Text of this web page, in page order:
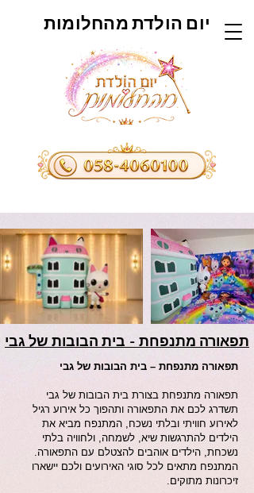
יום הולדת מהחלומות
תפאורה מתנפחת - בית הבובות של גבי
תפאורה מתנפחת – בית הבובות של גבי
תפאורה מתנפחת בצורת בית הבובות של גבי
תשדרג לכם את התפאורה ותהפוך כל אירוע רגיל
לאירוע חוויתי ובלתי נשכח, המתנפח מביא את
הילדים להתרגשות שיא, לשמחה, ולחוויה בלתי
נשכחת, הילדים אוהבים להצטלם עם התפאורה.
המתנפח מתאים לכל סוגי האירועים ולכם יישארו
זיכרונות מתוקים.